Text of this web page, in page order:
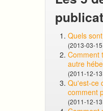
Quels
(2013-03-
Comment
autre
(2011-12-
Qu'est-ce
comment
(2011-12-